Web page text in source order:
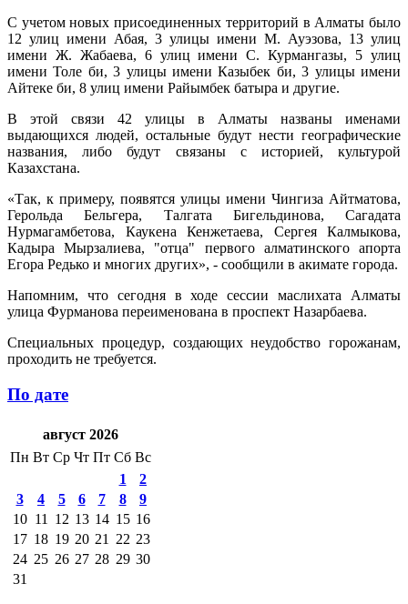
С учетом новых присоединенных территорий в Алматы было
12 улиц имени Абая, 3 улицы имени М. Ауэзова, 13 улиц
имени Ж. Жабаева, 6 улиц имени С. Курмангазы, 5 улиц
имени Толе би, 3 улицы имени Казыбек би, 3 улицы имени
Айтеке би, 8 улиц имени Райымбек батыра и другие.
В этой связи 42 улицы в Алматы названы именами
выдающихся людей, остальные будут нести географические
названия, либо будут связаны с историей, культурой
Казахстана.
«Так, к примеру, появятся улицы имени Чингиза Айтматова,
Герольда Бельгера, Талгата Бигельдинова, Сагадата
Нурмагамбетова, Каукена Кенжетаева, Сергея Калмыкова,
Кадыра Мырзалиева, "отца" первого алматинского апорта
Егора Редько и многих других», - сообщили в акимате города.
Напомним, что сегодня в ходе сессии маслихата Алматы
улица Фурманова переименована в проспект Назарбаева.
Специальных процедур, создающих неудобство горожанам,
проходить не требуется.
По дате
август 2026
Пн Вт Ср Чт Пт Сб Вс
1
2
3
4 5 6 7 8
9
10 11 12 13 14 15 16
17 18 19 20 21 22 23
24 25 26 27 28 29 30
31